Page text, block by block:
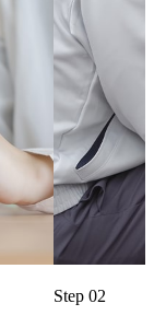
Step 02